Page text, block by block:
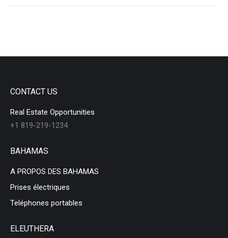
CONTACT US
Real Estate Opportunities
+1 819-219-1234
BAHAMAS
A PROPOS DES BAHAMAS
Prises électriques
Teléphones portables
ELEUTHERA